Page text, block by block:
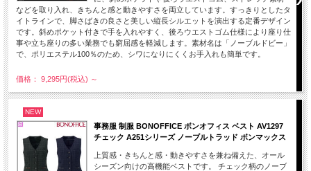
などを取り入れ、きちんと感と動きやすさを両立しています。すっきりとしたタ
イトラインで、脚さばきの良さと美しい縦長シルエットを演出する定番デザイン
です。斜めポケット付きで手を入れやすく、後ろウエストゴム仕様により座り仕
事や立ち座りの多い業務でも窮屈感を軽減します。素材名は「ノーブルドビー」
で、ポリエステル100％のため、シワになりにくくお手入れも簡単です。
価格： 9,295円(税込) ～
NEW
事務服 制服 BONOFFICE ボンオフィス ベスト AV1297
チェック A251シリーズ ノーブルトラッド ボンマックス
上質感・きちんと感・動きやすさを兼ね備えた、オール
シーズン向けの高機能ベストです。 チェック柄のノーブ